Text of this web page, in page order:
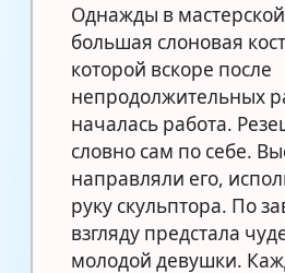
Однажды в
большая слоновая
которой вскоре после
непродолжительных
началась работа.
словно сам по себе.
направляли его,
руку скульптора. По
взгляду предстала
молодой девушки.